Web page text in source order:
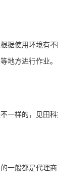
据使用环境有
地方进行作业。
一样的，见田
一般都是代理